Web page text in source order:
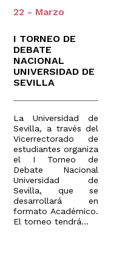
22 - Marzo
I TORNEO DE
DEBATE
NACIONAL
UNIVERSIDAD DE
SEVILLA
La Universidad de
Sevilla, a través del
Vicerrectorado de
estudiantes organiza
el I Torneo de
Debate Nacional
Universidad de
Sevilla, que se
desarrollará en
formato Académico.
El torneo tendrá...